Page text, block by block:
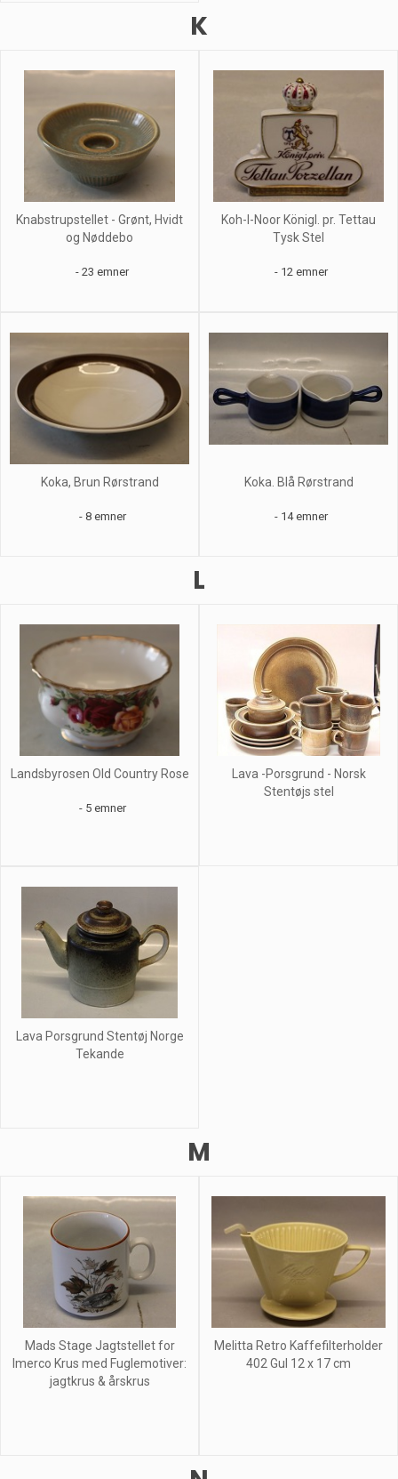
K
Knabstrupstellet - Grønt, Hvidt
og Nøddebo
- 23 emner
Koh-I-Noor Königl. pr. Tettau
Tysk Stel
- 12 emner
Koka, Brun Rørstrand
- 8 emner
Koka. Blå Rørstrand
- 14 emner
L
Landsbyrosen Old Country Rose
- 5 emner
Lava -Porsgrund - Norsk
Stentøjs stel
Lava Porsgrund Stentøj Norge
Tekande
M
Mads Stage Jagtstellet for
Imerco Krus med Fuglemotiver:
jagtkrus & årskrus
Melitta Retro Kaffefilterholder
402 Gul 12 x 17 cm